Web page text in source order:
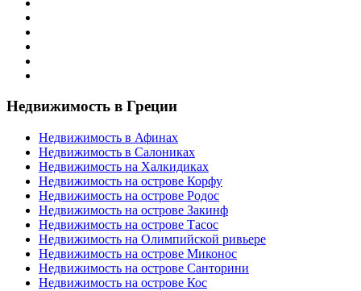
Недвижимость в Греции
Недвижимость в Афинах
Недвижимость в Салониках
Недвижимость на Халкидиках
Недвижимость на острове Корфу
Недвижимость на острове Родос
Недвижимость на острове Закинф
Недвижимость на острове Тасос
Недвижимость на Олимпийской ривьере
Недвижимость на острове Миконос
Недвижимость на острове Санторини
Недвижимость на острове Кос